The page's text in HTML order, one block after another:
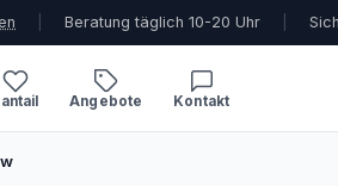
Beratung täglich 10-20 Uhr
Angebote Kontakt